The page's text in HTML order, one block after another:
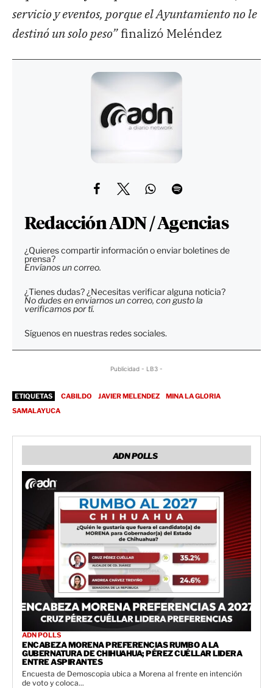
servicio y eventos, porque el Ayuntamiento no le
destinó un solo peso”finalizó Meléndez
Redacción ADN / Agencias
¿Quieres compartir información o enviar boletines de
prensa?
Envíanos un correo.
¿Tienes dudas? ¿Necesitas verificar alguna noticia?
No dudes en enviarnos un correo, con gusto la
verificamos por tí.
Síguenos en nuestras redes sociales.
Publicidad - LB3 -
ETIQUETAS CABILDO JAVIER MELENDEZ
MINA LA GLORIA
SAMALAYUCA
ADN POLLS
ADN POLLS
ENCABEZA MORENA PREFERENCIAS RUMBO A LA
GUBERNATURA DE CHIHUAHUA; PÉREZ CUÉLLAR LIDERA
ENTRE ASPIRANTES
Encuesta de Demoscopia ubica a Morena al frente en intención
de voto y coloca...